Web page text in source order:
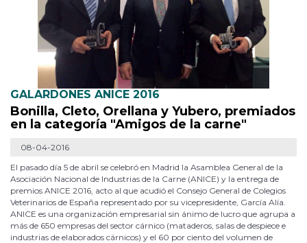
GALARDONES ANICE 2016
Bonilla, Cleto, Orellana y Yubero, premiados
en la categoría "Amigos de la carne"
08-04-2016
El pasado día 5 de abril se celebró en Madrid la Asamblea General de la
Asociación Nacional de Industrias de la Carne (ANICE) y la entrega de
premios ANICE 2016, acto al que acudió el Consejo General de Colegios
Veterinarios de España representado por su vicepresidente, García Alía.
ANICE es una organización empresarial sin ánimo de lucro que agrupa a
más de 650 empresas del sector cárnico (mataderos, salas de despiece e
industrias de elaborados cárnicos) y el 60 por ciento del volumen de